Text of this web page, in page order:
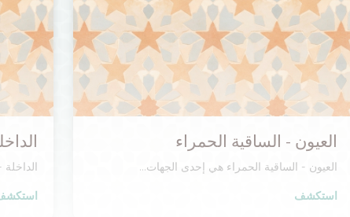
العيون - الساقية الحمراء
العيون - الساقية الحمراء هي إحدى الجهات...
استكشف